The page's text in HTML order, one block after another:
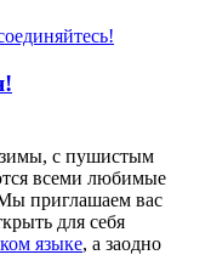
зимы, с пушистым
всеми любимые
приглашаем вас
для себя
языке, а заодно